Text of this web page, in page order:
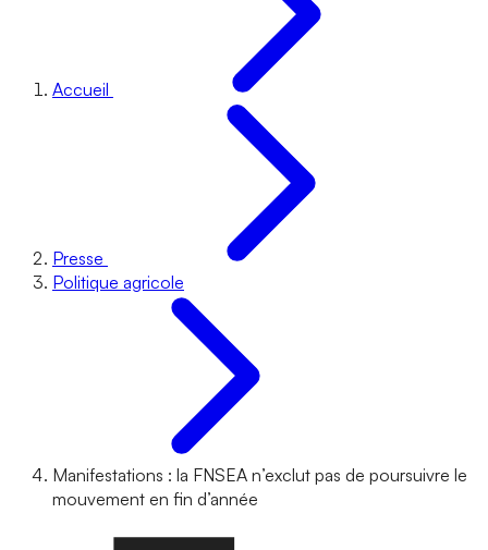
Accueil
Presse
Politique agricole
Manifestations : la FNSEA n’exclut pas de poursuivre le
mouvement en fin d’année